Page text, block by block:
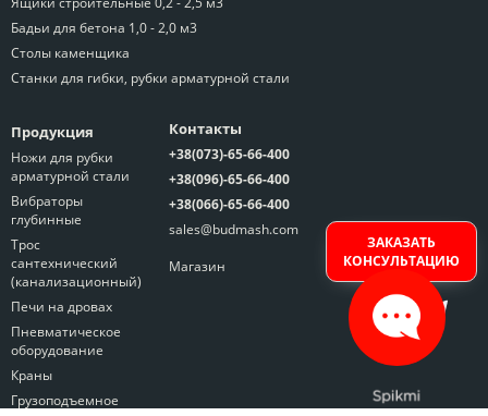
Бадьи для бетона 1,0 - 2,0 м3
Столы каменщика
Станки для гибки, рубки арматурной стали
Продукция
Ножи для рубки
арматурной стали
Вибраторы
глубинные
Трос
сантехнический
(канализационный)
Печи на дровах
Пневматическое
оборудование
Краны
Грузоподъемное
Контакты
+38(073)-65-66-400
+38(096)-65-66-400
+38(066)-65-66-400
sales@budmash.com
Магазин
ЗАКАЗАТЬ
КОНСУЛЬТАЦИЮ